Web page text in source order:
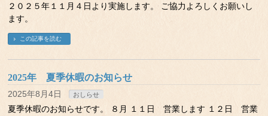
２０２５年１１月４日より実施します。 ご協力よろしくお願いし
ます。
この記事を読む
2025年 夏季休暇のお知らせ
2025年8月4日 おしらせ
夏季休暇のお知らせです。 ８月 １１日 営業します １２日 営業